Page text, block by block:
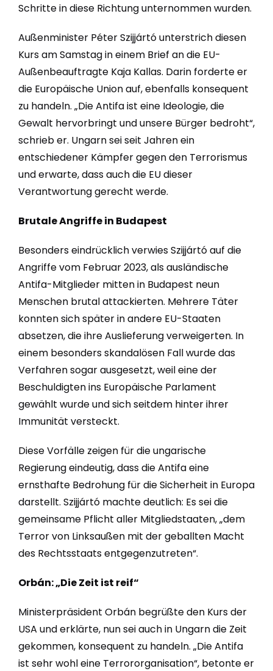
Schritte in diese Richtung unternommen wurden.
Außenminister Péter Szijjártó unterstrich diesen
Kurs am Samstag in einem Brief an die EU-
Außenbeauftragte Kaja Kallas. Darin forderte er
die Europäische Union auf, ebenfalls konsequent
zu handeln. „Die Antifa ist eine Ideologie, die
Gewalt hervorbringt und unsere Bürger bedroht“,
schrieb er. Ungarn sei seit Jahren ein
entschiedener Kämpfer gegen den Terrorismus
und erwarte, dass auch die EU dieser
Verantwortung gerecht werde.
Brutale Angriffe in Budapest
Besonders eindrücklich verwies Szijjártó auf die
Angriffe vom Februar 2023, als ausländische
Antifa-Mitglieder mitten in Budapest neun
Menschen brutal attackierten. Mehrere Täter
konnten sich später in andere EU-Staaten
absetzen, die ihre Auslieferung verweigerten. In
einem besonders skandalösen Fall wurde das
Verfahren sogar ausgesetzt, weil eine der
Beschuldigten ins Europäische Parlament
gewählt wurde und sich seitdem hinter ihrer
Immunität versteckt.
Diese Vorfälle zeigen für die ungarische
Regierung eindeutig, dass die Antifa eine
ernsthafte Bedrohung für die Sicherheit in Europa
darstellt. Szijjártó machte deutlich: Es sei die
gemeinsame Pflicht aller Mitgliedstaaten, „dem
Terror von Linksaußen mit der geballten Macht
des Rechtsstaats entgegenzutreten“.
Orbán: „Die Zeit ist reif“
Ministerpräsident Orbán begrüßte den Kurs der
USA und erklärte, nun sei auch in Ungarn die Zeit
gekommen, konsequent zu handeln. „Die Antifa
ist sehr wohl eine Terrororganisation“, betonte er